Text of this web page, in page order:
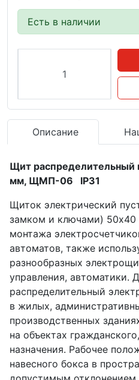
Есть в наличии
Описание
Щит распределительный
мм, ЩМП-06 IP31
Щиток электрический
замком и ключами) 50х40
монтажа
автоматов, также
разнообразных
управления, автоматики.
распределительный
в жилых,
производственных
на объектах
назначения. Рабочее
навесного бокса в